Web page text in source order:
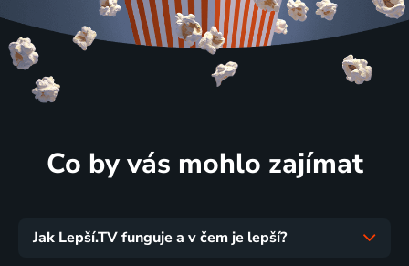
Co by vás mohlo zajímat
Jak Lepší.TV funguje a v čem je lepší?